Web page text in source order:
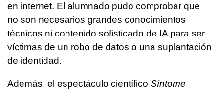
en internet. El alumnado pudo comprobar que
no son necesarios grandes conocimientos
técnicos ni contenido sofisticado de IA para ser
víctimas de un robo de datos o una suplantación
de identidad.
Además, el espectáculo científico Síntome